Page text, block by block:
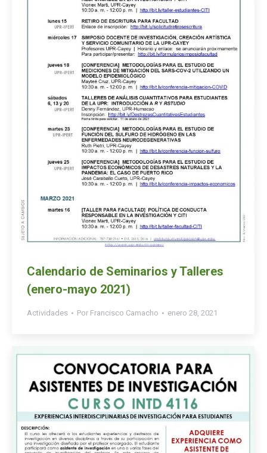
Calendario de Seminarios y Talleres
(enero-mayo 2021)
Actividades Por Francisco Camacho enero 28, 2021